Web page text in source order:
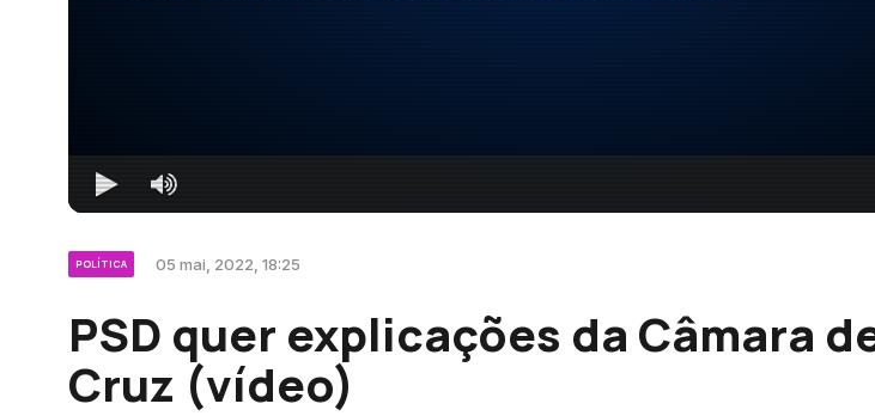
POLÍTICA 05 mai, 2022, 18:25
PSD quer explicações da Câmara
Cruz (vídeo)